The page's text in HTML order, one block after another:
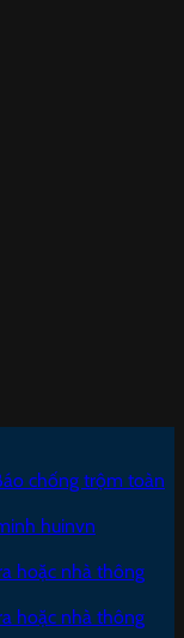
chống trộm toàn
huinvn
hoặc nhà thông
hoặc nhà thông